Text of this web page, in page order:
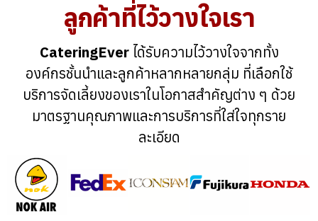
ลูกค้าที่ไว้วางใจเรา
CateringEverได้รับความไว้วางใจจากทั้ง
องค์กรชั้นนำและลูกค้าหลากหลายกลุ่ม ที่เลือกใช้
บริการจัดเลี้ยงของเราในโอกาสสำคัญต่าง ๆ ด้วย
มาตรฐานคุณภาพและการบริการที่ใส่ใจทุกราย
ละเอียด